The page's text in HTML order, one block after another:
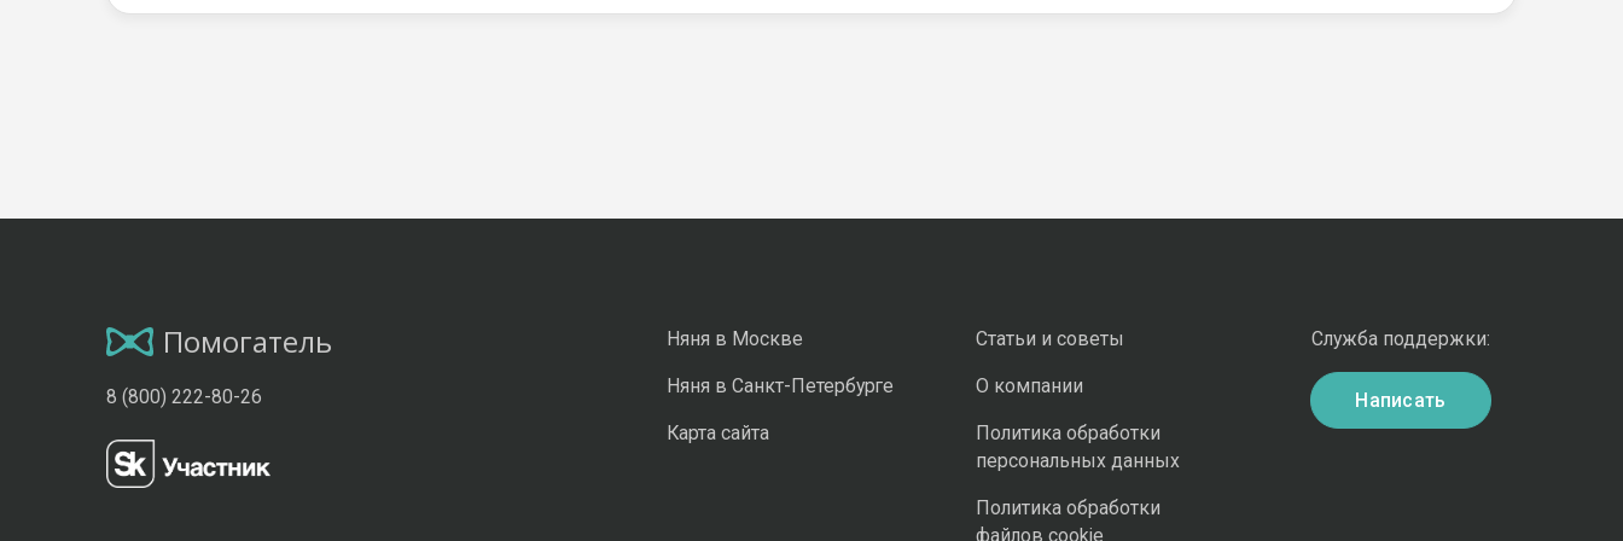
Помогатель
8 (800) 222-80-26
Няня в Москве
Няня в Санкт-Петербурге
Карта сайта
Статьи и советы
О компании
Политика обработки
персональных данных
Политика обработки
файлов cookie
Служба поддержки:
Написать